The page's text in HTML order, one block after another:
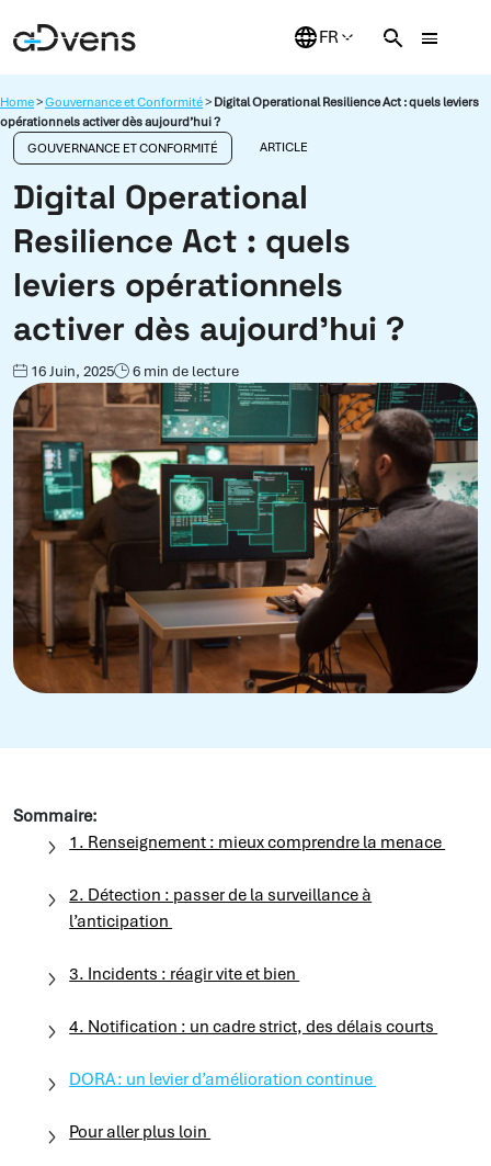
au
Home>Gouvernance et Conformité> Digital Operational Resilience Act : quels leviers
opérationnels activer dès aujourd’hui ?
GOUVERNANCE ET CONFORMITÉ
ARTICLE
Digital Operational
Resilience Act : quels
leviers opérationnels
activer dès aujourd’hui ?
16 Juin, 2025 6 min de lecture
Sommaire:
1. Renseignement : mieux comprendre la menace
2. Détection : passer de la surveillance à
l’anticipation
3. Incidents : réagir vite et bien
4. Notification : un cadre strict, des délais courts
DORA : un levier d’amélioration continue
Pour aller plus loin